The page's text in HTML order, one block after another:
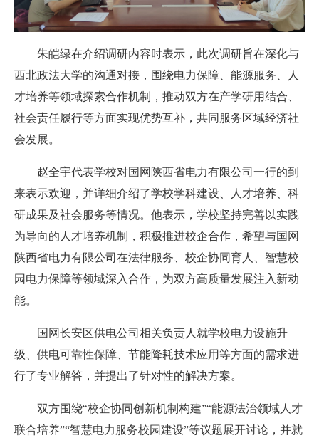
朱皑绿在介绍调研内容时表示，此次调研旨在深化与
西北政法大学的沟通对接，围绕电力保障、能源服务、人
才培养等领域探索合作机制，推动双方在产学研用结合、
社会责任履行等方面实现优势互补，共同服务区域经济社
会发展。
赵全宇代表学校对国网陕西省电力有限公司一行的到
来表示欢迎，并详细介绍了学校学科建设、人才培养、科
研成果及社会服务等情况。他表示，学校坚持完善以实践
为导向的人才培养机制，积极推进校企合作，希望与国网
陕西省电力有限公司在法律服务、校企协同育人、智慧校
园电力保障等领域深入合作，为双方高质量发展注入新动
能。
国网长安区供电公司相关负责人就学校电力设施升
级、供电可靠性保障、节能降耗技术应用等方面的需求进
行了专业解答，并提出了针对性的解决方案。
双方围绕“校企协同创新机制构建”“能源法治领域人才
联合培养”“智慧电力服务校园建设”等议题展开讨论，并就